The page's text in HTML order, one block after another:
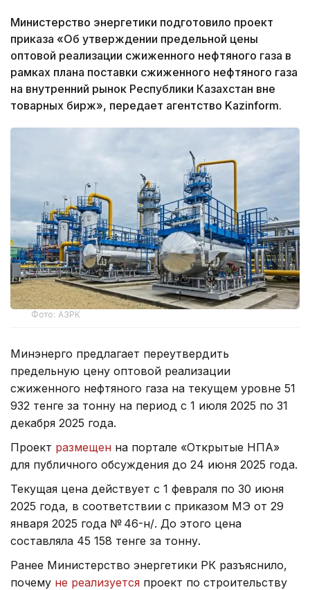
Министерство энергетики подготовило проект
приказа «Об утверждении предельной цены
оптовой реализации сжиженного нефтяного газа в
рамках плана поставки сжиженного нефтяного газа
на внутренний рынок Республики Казахстан вне
товарных бирж», передает агентство Kazinform.
Фото: АЗРК
Минэнерго предлагает переутвердить
предельную цену оптовой реализации
сжиженного нефтяного газа на текущем уровне 51
932 тенге за тонну на период с 1 июля 2025 по 31
декабря 2025 года.
Проект размещен на портале «Открытые НПА»
для публичного обсуждения до 24 июня 2025 года.
Текущая цена действует с 1 февраля по 30 июня
2025 года, в соответствии с приказом МЭ от 29
января 2025 года № 46-н/қ. До этого цена
составляла 45 158 тенге за тонну.
Ранее Министерство энергетики РК разъяснило,
почему не реализуется проект по строительству